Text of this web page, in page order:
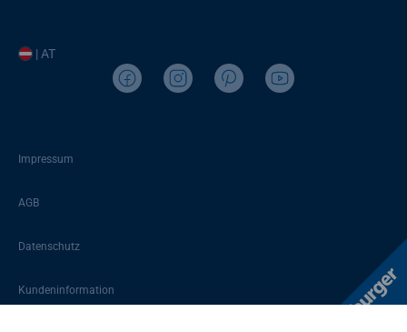
| AT
Impressum
AGB
Datenschutz
Kundeninformation